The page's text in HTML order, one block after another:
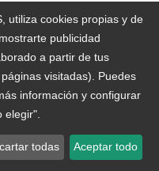
cápsulas de café en el
compatibles con
utiliza cookies propias y de
publicidad
a partir de tus
visitadas). Puedes
información y configurar
elegir".
todas Aceptar todo